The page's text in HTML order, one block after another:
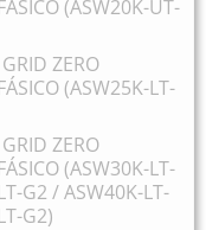
(ASW20K-UT-
ZERO
(ASW25K-LT-
ZERO
(ASW30K-LT-
G2 / ASW40K-LT-
G2)